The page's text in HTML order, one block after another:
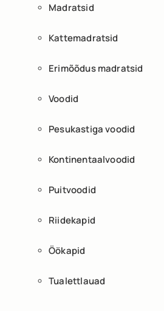
Madratsid
Kattemadratsid
Erimõõdus madratsid
Voodid
Pesukastiga voodid
Kontinentaalvoodid
Puitvoodid
Riidekapid
Öökapid
Tualettlauad